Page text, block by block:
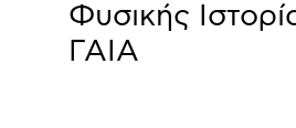
Φυσικής
ΓΑΙΑ